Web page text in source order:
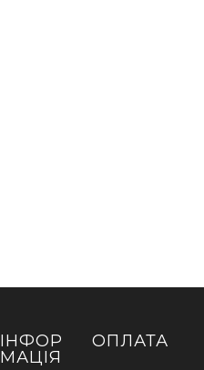
ІНФОР
МАЦІЯ
ОПЛАТА